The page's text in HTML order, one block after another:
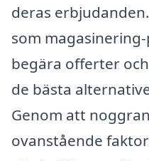
deras
som
begära offerter
de bästa
Genom att
ovanstående